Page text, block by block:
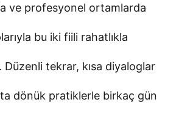
ve profesyonel ortamlarda
bu iki fiili rahatlıkla
Düzenli tekrar, kısa diyaloglar
dönük pratiklerle birkaç gün